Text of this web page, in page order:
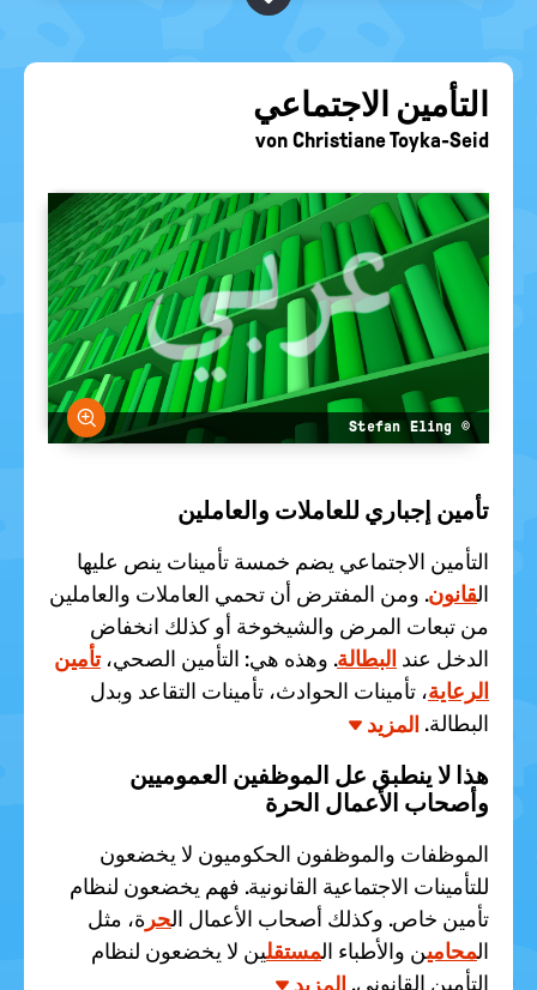
politische
EURE AKTUELLEN FRAGEN...
التأمين الاجتماعي
von Christiane Toyka-Seid
© Stefan Eling
تأمين إجباري للعاملات والعاملين
التأمين الاجتماعي يضم خمسة تأمينات ينص عليها
القانون. ومن المفترض أن تحمي العاملات والعاملين
من تبعات المرض والشيخوخة أو كذلك انخفاض
الدخل عند البطالة. وهذه هي: التأمين الصحي،تأمين
الرعاية، تأمينات الحوادث، تأمينات التقاعد وبدل
البطالة. المزيد
هذا لا ينطبق عل الموظفين العموميين
وأصحاب الأعمال الحرة
الموظفات والموظفون الحكوميون لا يخضعون
للتأمينات الاجتماعية القانونية. فهم يخضعون لنظام
تأمين خاص. وكذلك أصحاب الأعمال الحر ة، مثل
المحامين والأطباء المستقلين لا يخضعون لنظام
التأمين القانوني. المزيد